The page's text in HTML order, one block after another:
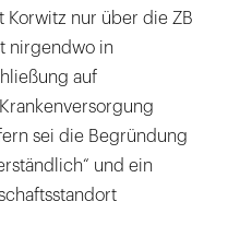
nur über die ZB
nirgendwo in
auf
sei die Begründung
und ein